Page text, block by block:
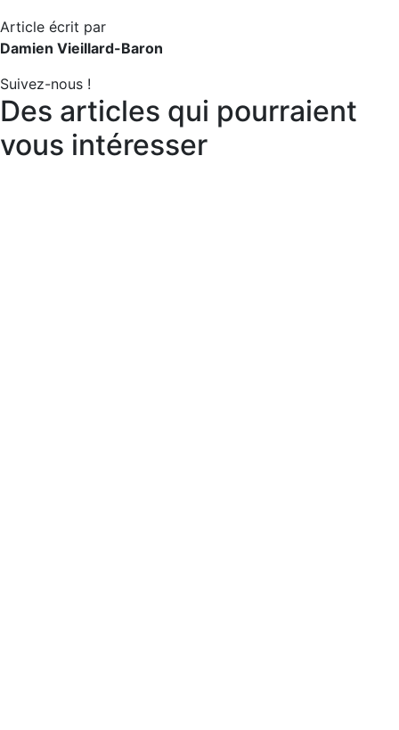
Article écrit par
Damien Vieillard-Baron
Suivez-nous !
Des articles qui pourraient
vous intéresser